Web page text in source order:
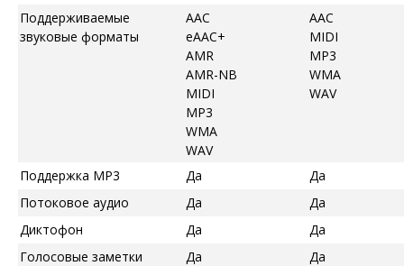
Поддерживаемые
звуковые форматы
AAC
eAAC+
AMR
AMR-NB
MIDI
MP3
WMA
WAV
AAC
MIDI
MP3
WMA
WAV
Поддержка MP3 Да
Да
Потоковое аудио
Да
Да
Диктофон
Да
Да
Голосовые заметки
Да
Да